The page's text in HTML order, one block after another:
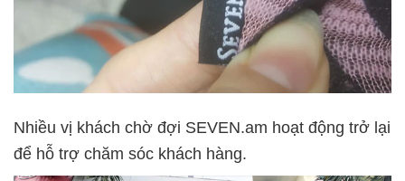
Nhiều vị khách chờ đợi SEVEN.am hoạt động trở lại
để hỗ trợ chăm sóc khách hàng.